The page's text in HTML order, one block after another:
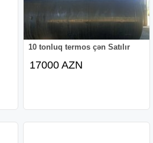
10 tonluq termos çən Satılır
17000 AZN